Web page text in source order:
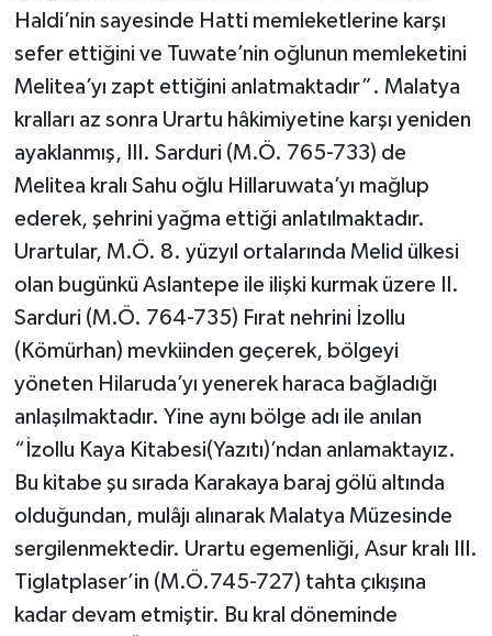
Haldi’nin sayesinde Hatti memleketlerine karşı
sefer ettiğini ve Tuwate’nin oğlunun memleketini
Melitea’yı zapt ettiğini anlatmaktadır”. Malatya
kralları az sonra Urartu hâkimiyetine karşı yeniden
ayaklanmış, III. Sarduri (M.Ö. 765-733) de
Melitea kralı Sahu oğlu Hillaruwata’yı mağlup
ederek, şehrini yağma ettiği anlatılmaktadır.
Urartular, M.Ö. 8. yüzyıl ortalarında Melid ülkesi
olan bugünkü Aslantepe ile ilişki kurmak üzere II.
Sarduri (M.Ö. 764-735) Fırat nehrini İzollu
(Kömürhan) mevkiinden geçerek, bölgeyi
yöneten Hilaruda’yı yenerek haraca bağladığı
anlaşılmaktadır. Yine aynı bölge adı ile anılan
“İzollu Kaya Kitabesi(Yazıtı)’ndan anlamaktayız.
Bu kitabe şu sırada Karakaya baraj gölü altında
olduğundan, mulâjı alınarak Malatya Müzesinde
sergilenmektedir. Urartu egemenliği, Asur kralı III.
Tiglatplaser’in (M.Ö.745-727) tahta çıkışına
kadar devam etmiştir. Bu kral döneminde